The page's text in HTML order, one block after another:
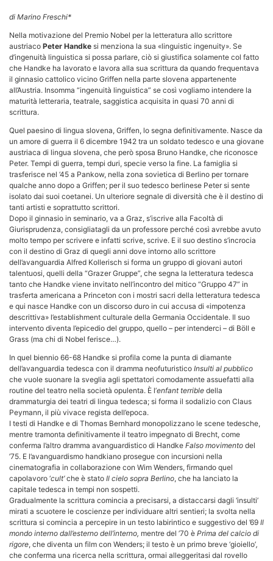
di Marino Freschi*
Nella motivazione del Premio Nobel per la letteratura allo scrittore
austriaco Peter Handke si menziona la sua «linguistic ingenuity». Se
d’ingenuità linguistica si possa parlare, ciò si giustifica solamente col fatto
che Handke ha lavorato e lavora alla sua scrittura da quando frequentava
il ginnasio cattolico vicino Griffen nella parte slovena appartenente
all’Austria. Insomma “ingenuità linguistica” se così vogliamo intendere la
maturità letteraria, teatrale, saggistica acquisita in quasi 70 anni di
scrittura.
Quel paesino di lingua slovena, Griffen, lo segna definitivamente. Nasce da
un amore di guerra il 6 dicembre 1942 tra un soldato tedesco e una giovane
austriaca di lingua slovena, che però sposa Bruno Handke, che riconosce
Peter. Tempi di guerra, tempi duri, specie verso la fine. La famiglia si
trasferisce nel ‘45 a Pankow, nella zona sovietica di Berlino per tornare
qualche anno dopo a Griffen; per il suo tedesco berlinese Peter si sente
isolato dai suoi coetanei. Un ulteriore segnale di diversità che è il destino di
tanti artisti e soprattutto scrittori.
Dopo il ginnasio in seminario, va a Graz, s’iscrive alla Facoltà di
Giurisprudenza, consigliatagli da un professore perché così avrebbe avuto
molto tempo per scrivere e infatti scrive, scrive. E il suo destino s’incrocia
con il destino di Graz di quegli anni dove intorno allo scrittore
dell’avanguardia Alfred Kollerisch si forma un gruppo di giovani autori
talentuosi, quelli della “Grazer Gruppe”, che segna la letteratura tedesca
tanto che Handke viene invitato nell’incontro del mitico “Gruppo 47” in
trasferta americana a Princeton con i mostri sacri della letteratura tedesca
e qui nasce Handke con un discorso duro in cui accusa di «impotenza
descrittiva» l’establishment culturale della Germania Occidentale. Il suo
intervento diventa l’epicedio del gruppo, quello – per intenderci – di Böll e
Grass (ma chi di Nobel ferisce…).
In quel biennio 66-68 Handke si profila come la punta di diamante
dell’avanguardia tedesca con il dramma neofuturistico Insulti al pubblico
che vuole suonare la sveglia agli spettatori comodamente assuefatti alla
routine del teatro nella società opulenta. È l’enfant terrible della
drammaturgia dei teatri di lingua tedesca; si forma il sodalizio con Claus
Peymann, il più vivace regista dell’epoca.
I testi di Handke e di Thomas Bernhard monopolizzano le scene tedesche,
mentre tramonta definitivamente il teatro impegnato di Brecht, come
conferma l’altro dramma avanguardistico di Handke Falso movimento del
’75. E l’avanguardismo handkiano prosegue con incursioni nella
cinematografia in collaborazione con Wim Wenders, firmando quel
capolavoro ‘cult’che è stato Il cielo sopra Berlino, che ha lanciato la
capitale tedesca in tempi non sospetti.
Gradualmente la scrittura comincia a precisarsi, a distaccarsi dagli ‘insulti’
mirati a scuotere le coscienze per individuare altri sentieri; la svolta nella
scrittura si comincia a percepire in un testo labirintico e suggestivo del ’69 Il
mondo interno dall’esterno dell’interno, mentre del ’70 è Prima del calcio di
rigore, che diventa un film con Wenders; il testo è un primo breve ‘gioiello’,
che conferma una ricerca nella scrittura, ormai alleggeritasi dal rovello